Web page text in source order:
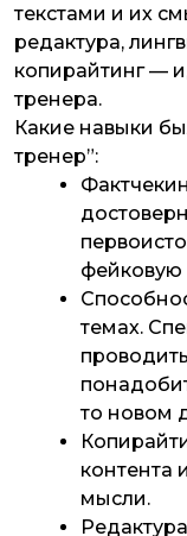
текстами и их
редактура,
копирайтинг —
тренера.
Какие навыки
тренер”:
темах.
то новом
контента
мысли.